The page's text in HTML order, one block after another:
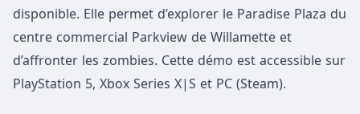
disponible. Elle permet d’explorer le Paradise Plaza du
centre commercial Parkview de Willamette et
d’affronter les zombies. Cette démo est accessible sur
PlayStation 5, Xbox Series X|S et PC (Steam).